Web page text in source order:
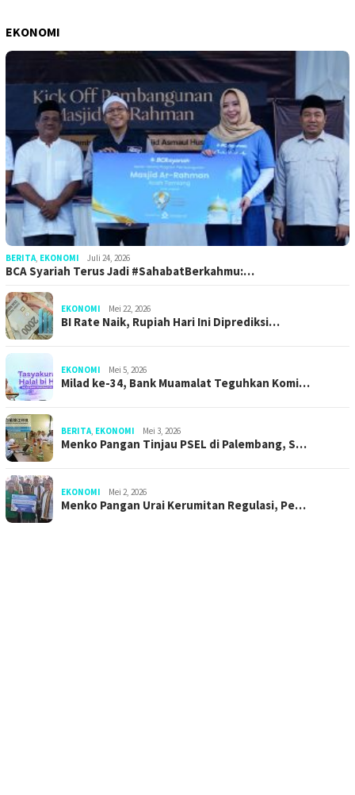
EKONOMI
BERITA, EKONOMI Juli 24, 2026
BCA Syariah Terus Jadi #SahabatBerkahmu:…
EKONOMI Mei 22, 2026
BI Rate Naik, Rupiah Hari Ini Diprediksi…
EKONOMI Mei 5, 2026
Milad ke-34, Bank Muamalat Teguhkan Komi…
BERITA, EKONOMI Mei 3, 2026
Menko Pangan Tinjau PSEL di Palembang, S…
EKONOMI Mei 2, 2026
Menko Pangan Urai Kerumitan Regulasi, Pe…